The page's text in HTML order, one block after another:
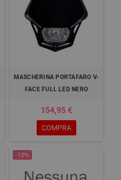
MASCHERINA PORTAFARO V-
FACE FULL LED NERO
154,95 €
COMPRA
-10%